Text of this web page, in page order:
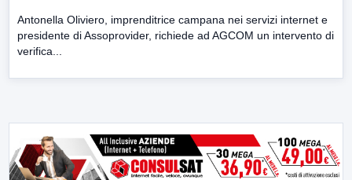
Antonella Oliviero, imprenditrice campana nei servizi internet e
presidente di Assoprovider, richiede ad AGCOM un intervento di
verifica...